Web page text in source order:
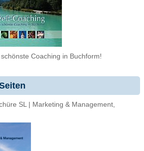
Coaching in Buchform!
SL | Marketing & Management,